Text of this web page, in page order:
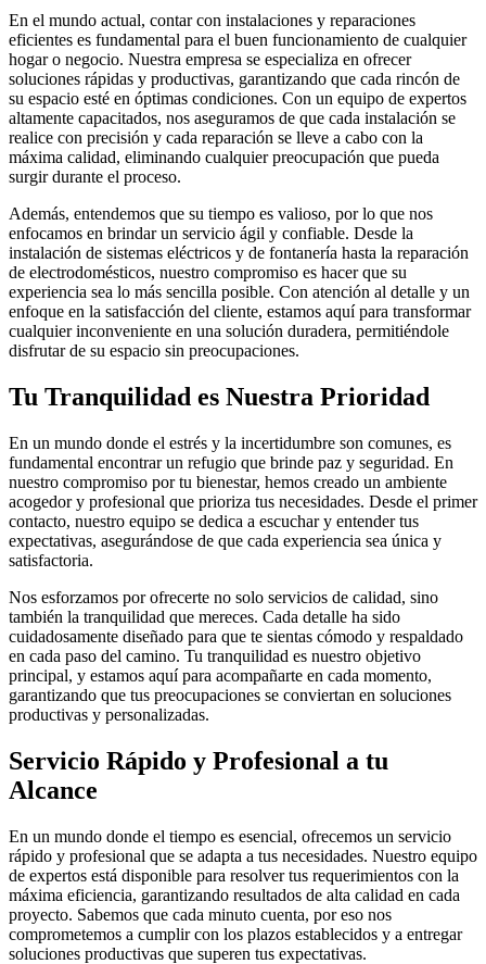
En el mundo actual, contar con instalaciones y reparaciones
eficientes es fundamental para el buen funcionamiento de cualquier
hogar o negocio. Nuestra empresa se especializa en ofrecer
soluciones rápidas y productivas, garantizando que cada rincón de
su espacio esté en óptimas condiciones. Con un equipo de expertos
altamente capacitados, nos aseguramos de que cada instalación se
realice con precisión y cada reparación se lleve a cabo con la
máxima calidad, eliminando cualquier preocupación que pueda
surgir durante el proceso.
Además, entendemos que su tiempo es valioso, por lo que nos
enfocamos en brindar un servicio ágil y confiable. Desde la
instalación de sistemas eléctricos y de fontanería hasta la reparación
de electrodomésticos, nuestro compromiso es hacer que su
experiencia sea lo más sencilla posible. Con atención al detalle y un
enfoque en la satisfacción del cliente, estamos aquí para transformar
cualquier inconveniente en una solución duradera, permitiéndole
disfrutar de su espacio sin preocupaciones.
Tu Tranquilidad es Nuestra Prioridad
En un mundo donde el estrés y la incertidumbre son comunes, es
fundamental encontrar un refugio que brinde paz y seguridad. En
nuestro compromiso por tu bienestar, hemos creado un ambiente
acogedor y profesional que prioriza tus necesidades. Desde el primer
contacto, nuestro equipo se dedica a escuchar y entender tus
expectativas, asegurándose de que cada experiencia sea única y
satisfactoria.
Nos esforzamos por ofrecerte no solo servicios de calidad, sino
también la tranquilidad que mereces. Cada detalle ha sido
cuidadosamente diseñado para que te sientas cómodo y respaldado
en cada paso del camino. Tu tranquilidad es nuestro objetivo
principal, y estamos aquí para acompañarte en cada momento,
garantizando que tus preocupaciones se conviertan en soluciones
productivas y personalizadas.
Servicio Rápido y Profesional a tu
Alcance
En un mundo donde el tiempo es esencial, ofrecemos un servicio
rápido y profesional que se adapta a tus necesidades. Nuestro equipo
de expertos está disponible para resolver tus requerimientos con la
máxima eficiencia, garantizando resultados de alta calidad en cada
proyecto. Sabemos que cada minuto cuenta, por eso nos
comprometemos a cumplir con los plazos establecidos y a entregar
soluciones productivas que superen tus expectativas.